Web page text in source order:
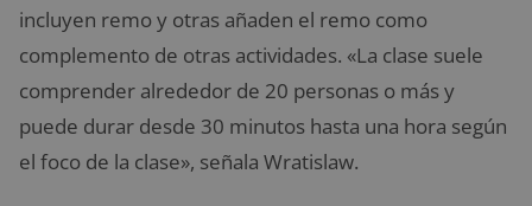
incluyen remo y otras añaden el remo como
complemento de otras actividades. «La clase suele
comprender alrededor de 20 personas o más y
puede durar desde 30 minutos hasta una hora según
el foco de la clase», señala Wratislaw.